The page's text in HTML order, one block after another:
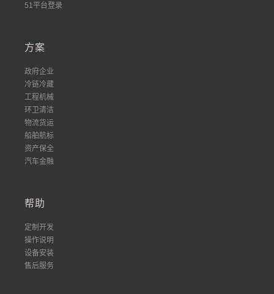
51平台登录
方案
政府企业
冷链冷藏
工程机械
环卫清洁
物流货运
船舶航标
资产保全
汽车金融
帮助
定制开发
操作说明
设备安装
售后服务